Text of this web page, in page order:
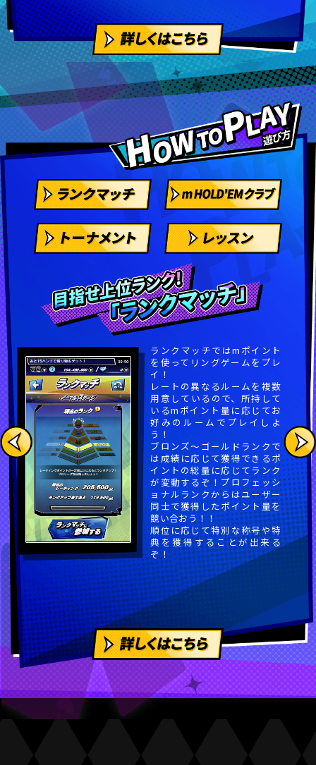
ランクマッチではmポイント
を使ってリングゲームをプレ
イ！
レートの異なるルームを複数
用意しているので、所持して
いるmポイント量に応じてお
好みのルームでプレイしよ
う！
ブロンズ～ゴールドランクで
は成績に応じて獲得できるポ
イントの総量に応じてランク
が変動するぞ！プロフェッシ
ョナルランクからはユーザー
同士で獲得したポイント量を
競い合おう！！
順位に応じて特別な称号や特
典を獲得することが出来る
ぞ！